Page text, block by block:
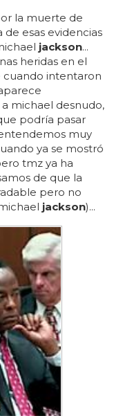
la muerte de
de esas evidencias
jackson...
heridas en el
cuando intentaron
michael desnudo,
podría pasar
muy
ya se mostró
tmz ya ha
de que la
pero no
jackson)...